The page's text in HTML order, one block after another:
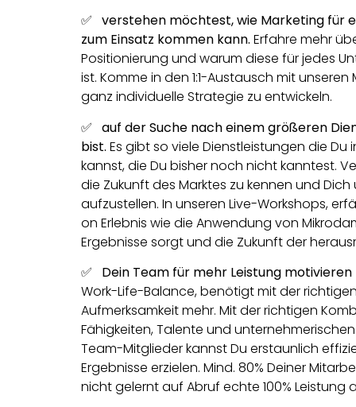
✅ verstehen möchtest, wie Marketing für
zum Einsatz kommen kann. Erfahre mehr
Positionierung und warum diese für jedes
ist. Komme in den 1:1-Austausch mit
ganz individuelle Strategie zu entwickeln.
✅ auf der Suche nach einem größeren
bist. Es gibt so viele Dienstleistungen die Du
kannst, die Du bisher noch nicht kanntest.
die Zukunft des Marktes zu kennen und
aufzustellen. In unseren Live-Workshops,
on Erlebnis wie die Anwendung von
Ergebnisse sorgt und die Zukunft der
✅ Dein Team für mehr Leistung
Work-Life-Balance, benötigt mit der
Aufmerksamkeit mehr. Mit der richtigen
Fähigkeiten, Talente und
Team-Mitglieder kannst Du erstaunlich
Ergebnisse erzielen. Mind. 80% Deiner
nicht gelernt auf Abruf echte 100% Leistung